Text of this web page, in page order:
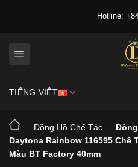
Hotline:
TIẾNG VIỆT
- Đồng Hồ Chế Tác -
Daytona Rainbow 116595 Chế
Màu BT Factory 40mm